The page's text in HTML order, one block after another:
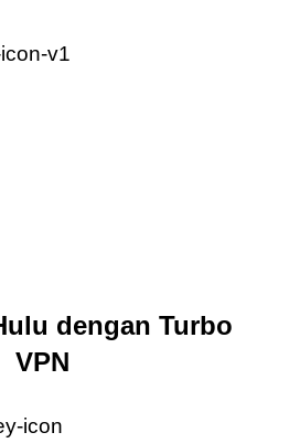
dengan Turbo
VPN